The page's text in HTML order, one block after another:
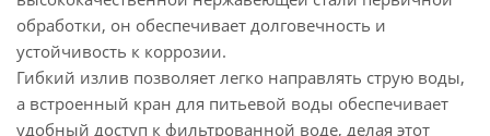
обработки, он обеспечивает долговечность и
устойчивость к коррозии.
Гибкий излив позволяет легко направлять струю воды,
а встроенный кран для питьевой воды обеспечивает
удобный доступ к фильтрованной воде, делая этот